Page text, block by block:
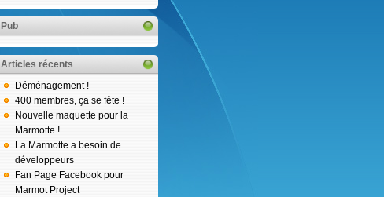
Pub
Articles récents
Déménagement !
400 membres, ça se fête !
Nouvelle maquette pour la
Marmotte !
La Marmotte a besoin de
développeurs
Fan Page Facebook pour
Marmot Project